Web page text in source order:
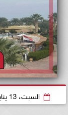
السبت، 13 يناير 2024